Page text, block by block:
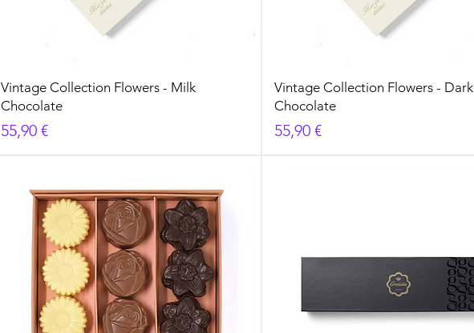
Vintage Collection Flowers - Milk
Chocolate
Prezzo
55,90 €
Vintage Collection Flowers - Dark
Chocolate
Prezzo
55,90 €